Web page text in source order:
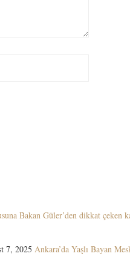
Bakan Güler’den dikkat çeken
7, 2025 Ankara’da Yaşlı Bayan